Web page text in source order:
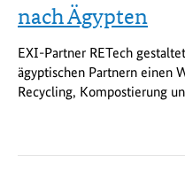
nach Ägypten
EXI-Partner RETech
ägyptischen Partnern einen
Recycling, Kompostierung